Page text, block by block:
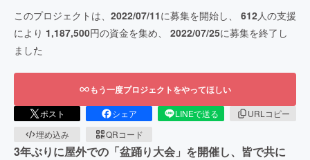
このプロジェクトは、 2022/07/11に募集を開始し、 612人の支援
により 1,187,500円の資金を集め、 2022/07/25に募集を終了し
ました
もう一度プロジェクトをやってほしい
ポスト シェア LINEで送る
URLコピー
埋め込み
QRコード
3年ぶりに屋外での「盆踊り大会」を開催し、皆で共に